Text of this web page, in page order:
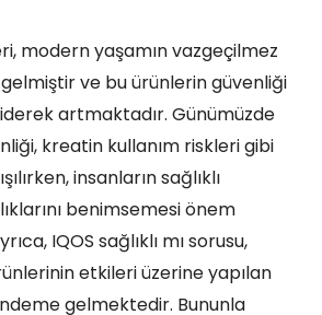
modern yaşamın vazgeçilmez
ve bu ürünlerin güvenliği
artmaktadır. Günümüzde
kreatin kullanım riskleri gibi
insanların sağlıklı
benimsemesi önem
IQOS sağlıklı mı sorusu,
etkileri üzerine yapılan
gelmektedir. Bununla